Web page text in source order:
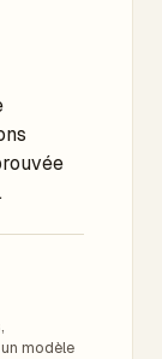
locales
et une
modèle